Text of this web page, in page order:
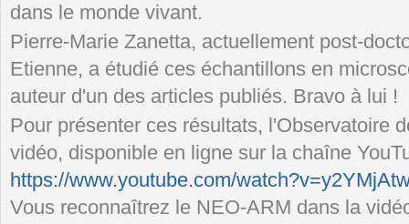
dans le monde vivant.
Pierre-Marie Zanetta, actuellement post-
Etienne, a étudié ces échantillons en
auteur d'un des articles publiés. Bravo à lui !
Pour présenter ces résultats, l'Observatoire
vidéo, disponible en ligne sur la chaîne
https://www.youtube.com/
Vous reconnaîtrez le NEO-ARM dans la